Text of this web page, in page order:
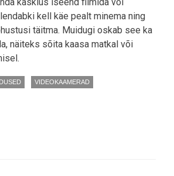
kell käe pealt minema ning
täitma. Muidugi oskab see ka
näiteks sõita kaasa matkal või
VIDEOKAAMERAD